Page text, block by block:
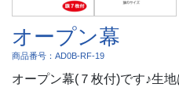
オープン幕
商品番号：AD0B-RF-19
オープン幕(７枚付)です♪生